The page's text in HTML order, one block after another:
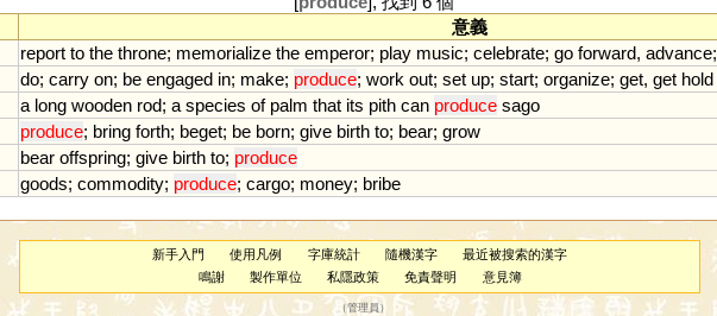
意義
report to the throne; memorialize the emperor; play music; celebrate; go forward, advance;
do; carry on; be engaged in; make; produce; work out; set up; start; organize; get, get hold
a long wooden rod; a species of palm that its pith can produce sago
produce; bring forth; beget; be born; give birth to; bear; grow
bear offspring; give birth to; produce
goods; commodity; produce; cargo; money; bribe
新手入門 使用凡例 字庫統計 隨機漢字
最近被搜索的漢字
鳴謝
製作單位 私隱政策 免責聲明 意見簿
（管理員 ）